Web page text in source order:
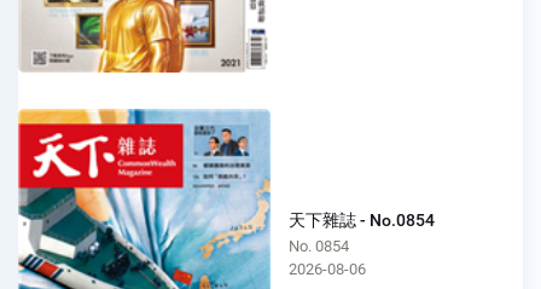
天下雜誌 - No.0854
No. 0854
2026-08-06